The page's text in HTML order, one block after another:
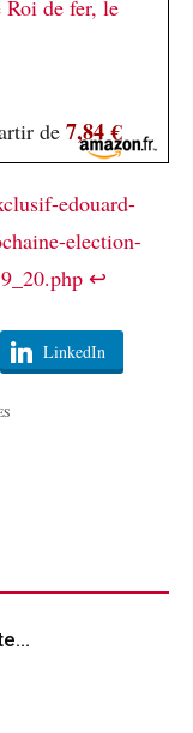
de fer, le
de 7,84 €
edouard-
election-
↩︎
LinkedIn